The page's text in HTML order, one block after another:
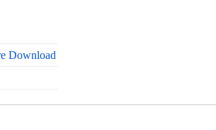
Download